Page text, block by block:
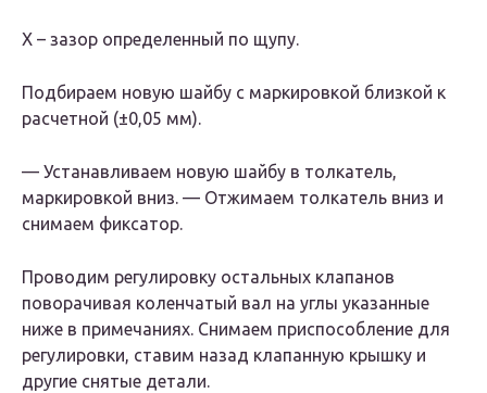
X – зазор определенный по щупу.
Подбираем новую шайбу с маркировкой близкой к
расчетной (±0,05 мм).
— Устанавливаем новую шайбу в толкатель,
маркировкой вниз. — Отжимаем толкатель вниз и
снимаем фиксатор.
Проводим регулировку остальных клапанов
поворачивая коленчатый вал на углы указанные
ниже в примечаниях. Снимаем приспособление для
регулировки, ставим назад клапанную крышку и
другие снятые детали.